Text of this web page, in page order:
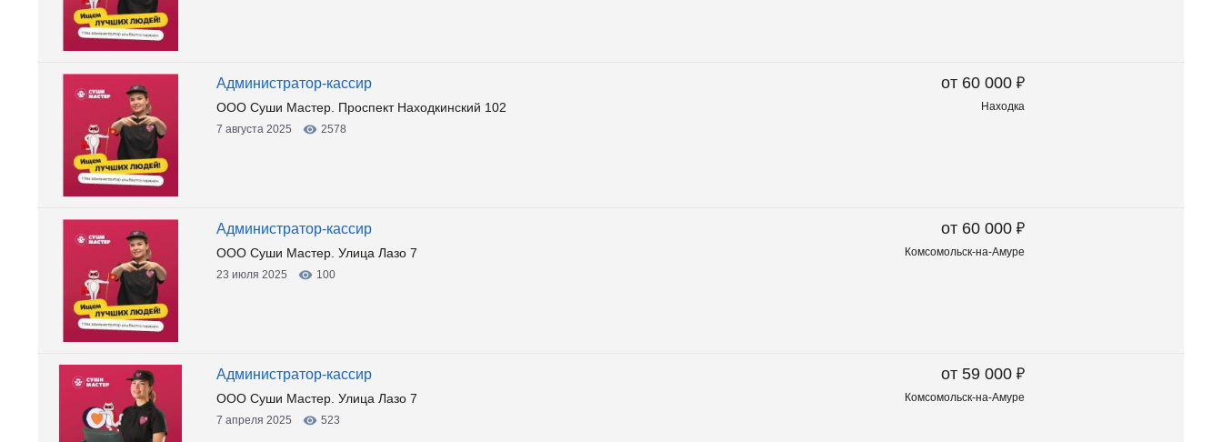
от 60 000 ₽
Находка
Администратор-кассир
ООО Суши Мастер. Проспект Находкинский 102
7 августа 2025 2578
от 60 000 ₽
Комсомольск-на-Амуре
Администратор-кассир
ООО Суши Мастер. Улица Лазо 7
23 июля 2025 100
от 59 000 ₽
Комсомольск-на-Амуре
Администратор-кассир
ООО Суши Мастер. Улица Лазо 7
7 апреля 2025 523